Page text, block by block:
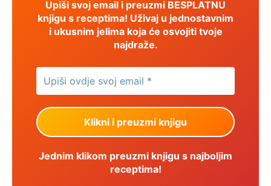
Upiši svoj email i preuzmi BESPLATNU
knjigu s receptima! Uživaj u jednostavnim
i ukusnim jelima koja će osvojiti tvoje
najdraže.
Jednim klikom preuzmi knjigu s najboljim
receptima!